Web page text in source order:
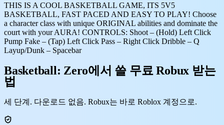
THIS IS A COOL BASKETBALL GAME, ITS 5V5
BASKETBALL, FAST PACED AND EASY TO PLAY! Choose
a character class with unique ORIGINAL abilities and dominate the
court with your AURA! CONTROLS: Shoot – (Hold) Left Click
Pump Fake – (Tap) Left Click Pass – Right Click Dribble – Q
Layup/Dunk – Spacebar
Basketball: Zero에서 쓸 무료 Robux 받는
법
세 단계. 다운로드 없음. Robux는 바로 Roblox 계정으로.